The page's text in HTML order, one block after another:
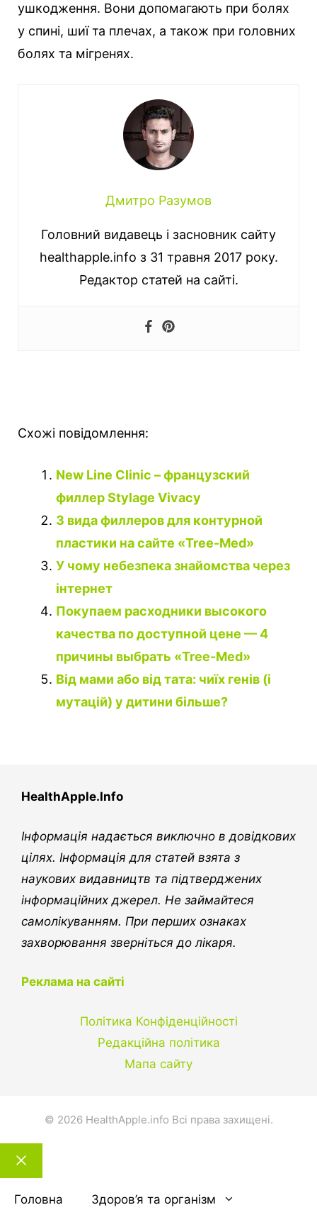
ушкодження. Вони допомагають при болях
у спині, шиї та плечах, а також при головних
болях та мігренях.
Дмитро Разумов
Головний видавець і засновник сайту
healthapple.info з 31 травня 2017 року.
Редактор статей на сайті.
Схожі повідомлення:
New Line Clinic – французский
филлер Stylage Vivacy
3 вида филлеров для контурной
пластики на сайте «Tree-Med»
У чому небезпека знайомства через
інтернет
Покупаем расходники высокого
качества по доступной цене — 4
причины выбрать «Tree-Med»
Від мами або від тата: чиїх генів (і
мутацій) у дитини більше?
HealthApple.Info
Інформація надається виключно в довідкових
цілях. Інформація для статей взята з
наукових видавництв та підтверджених
інформаційних джерел. Не займайтеся
самолікуванням. При перших ознаках
захворювання зверніться до лікаря.
Реклама на сайті
Політика Конфіденційності
Редакційна політика
Мапа сайту
© 2026 HealthApple.info Всі права захищені.
Закрити
тему
Головна Здоров’я та організм